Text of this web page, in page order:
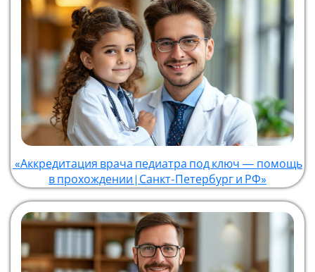
«Аккредитация врача педиатра под ключ — помощь
в прохождении | Санкт-Петербург и РФ»